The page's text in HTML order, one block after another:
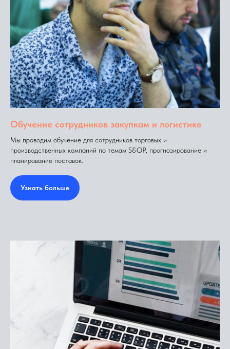
Обучение сотрудников закупкам и логистике
Мы проводим обучение для сотрудников торговых и
производственных компаний по темам S&OP, прогнозирование и
планирование поставок.
Узнать больше